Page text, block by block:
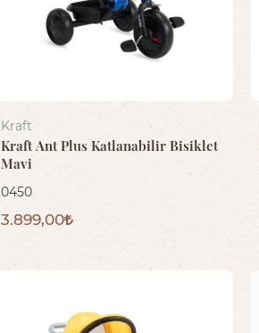
Kraft
Kraft Ant Plus Katlanabilir Bisiklet
Mavi
0450
3.899,00